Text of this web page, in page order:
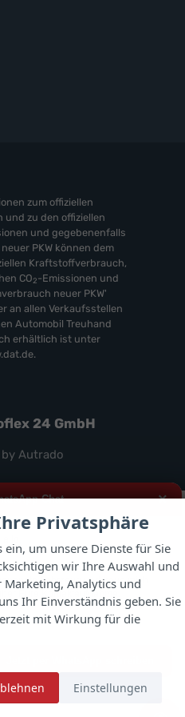
Chat ×
interessiere mich für das oben
Fahrzeug und freue mich
über Eure Kontaktaufnahme.
Grüße
zum offiziellen
zu den offiziellen
und gegebenenfalls
PKW können dem
Kraftstoffverbrauch,
CO2-Emissionen und
neuer PKW'
an allen Verkaufsstellen
Automobil Treuhand
erhältlich ist unter
24 GmbH
Autrado
Privatsphäre
ein, um unsere Dienste für Sie
wir Ihre Auswahl und
Analytics und
Ihr Einverständnis geben. Sie
mit Wirkung für die
Einstellungen